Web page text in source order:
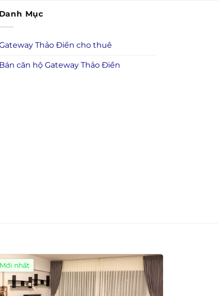
Mục
Thảo Điền cho thuê
căn hộ Gateway Thảo Điền
nhất